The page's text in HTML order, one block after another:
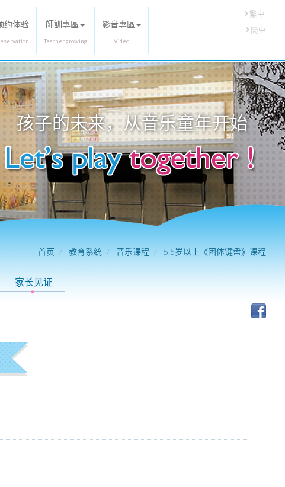
繁中
簡中
约体验 師訓專區 影音專區
孩子的未来，从音乐童年开始
首页 教育系统 音乐课程 5.5岁以上《团体键盘》课程
家长见证